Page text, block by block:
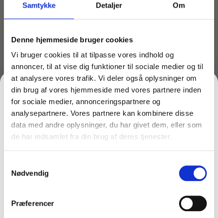
Samtykke Detaljer Om
Denne hjemmeside bruger cookies
Vi bruger cookies til at tilpasse vores indhold og
annoncer, til at vise dig funktioner til sociale medier og til
at analysere vores trafik. Vi deler også oplysninger om
din brug af vores hjemmeside med vores partnere inden
for sociale medier, annonceringspartnere og
analysepartnere. Vores partnere kan kombinere disse
data med andre oplysninger, du har givet dem, eller som
de har indsamlet fra din brug af deres tjenester.
Nødvendig
Præferencer
Ecolab Gliz Metallic er enklassisk, højtydende
påføring giver enblank, slidstærk og beskyttende
overfladepå gulve. Den er især udviklet til
professionelle rengørings‑ og plejearbejder i
offentlige og kommercielle miljøer
Langvarig beskyttelse og holdbar finish
polymerfilmen modstår snavs, slid og fodtrafik.
Reducerer rengøringsbehovet – gør daglig
vedligeholdelse nemmere og hurtigere.
– kan anvendes på
de flestevandbestandige gulvbelægninger
(PVC,
Anvendelse:
FÅ 10% PÅ DIN FØRSTE ORDRE